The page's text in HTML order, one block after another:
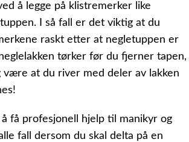
å legge på klistremerker like
I så fall er det viktig at du
raskt etter at negletuppen er
tørker før du fjerner tapen,
være at du river med deler av lakken
å få profesjonell hjelp til manikyr og
fall dersom du skal delta på en